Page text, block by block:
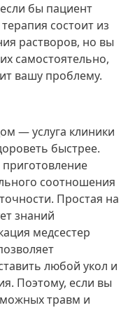
бы пациент
состоит из
растворов, но вы
самостоятельно,
вашу проблему.
— услуга клиники
быстрее.
соотношения
Простая на
знаний
медсестер
любой укол и
Поэтому, если вы
травм и